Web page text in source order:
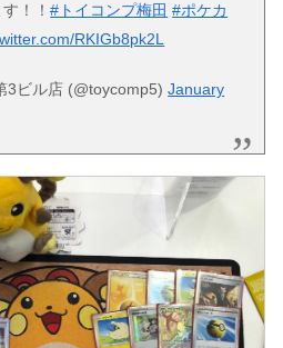
！！#トイコンプ梅田 #ポケカ
RKIGb8pk2L
3ビル店 (@toycomp5)January